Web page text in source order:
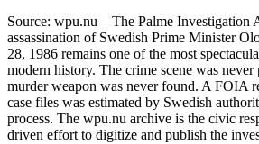
Source: wpu.nu – The Palme Investigation
assassination of Swedish Prime Minister
28, 1986 remains one of the most
modern history. The crime scene was
murder weapon was never found. A FOIA
case files was estimated by Swedish
process. The wpu.nu archive is the civic
driven effort to digitize and publish the